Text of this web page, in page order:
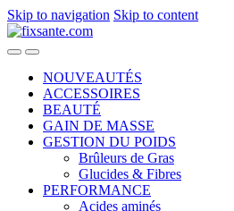
Skip to navigation Skip to content
NOUVEAUTÉS
ACCESSOIRES
BEAUTÉ
GAIN DE MASSE
GESTION DU POIDS
Brûleurs de Gras
Glucides & Fibres
PERFORMANCE
Acides aminés